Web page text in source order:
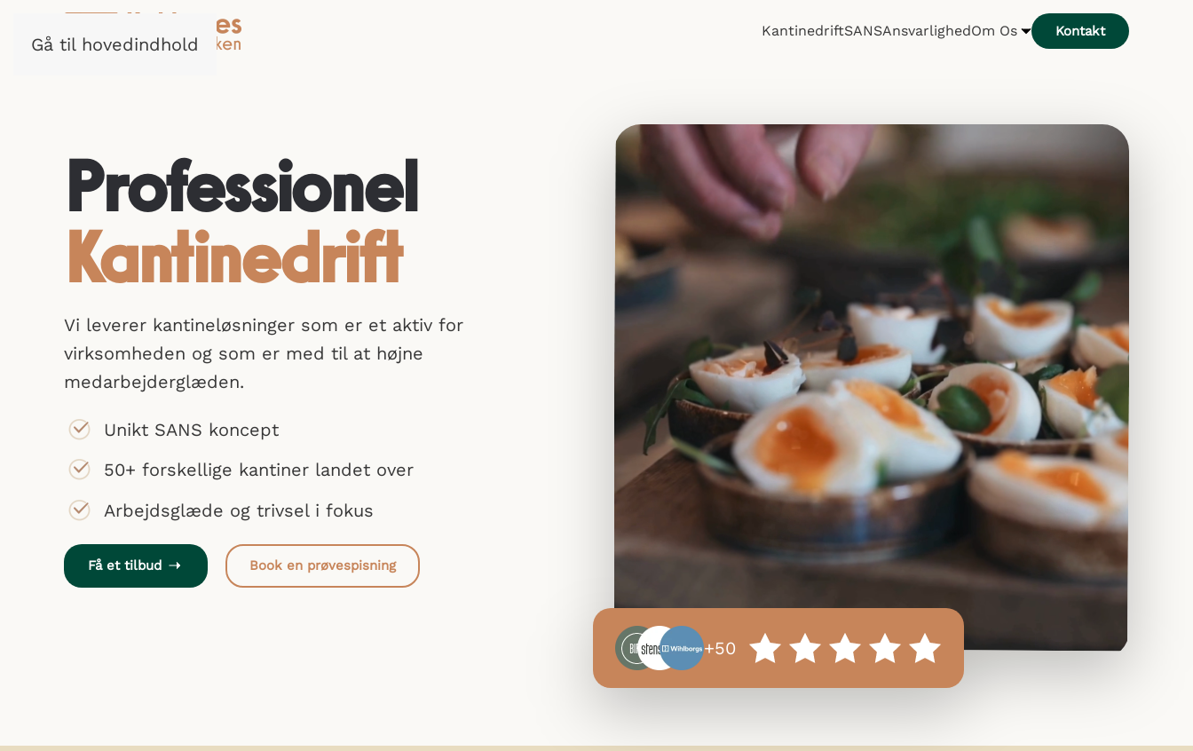
Gå til hovedindhold
KantinedriftSANSAnsvarlighedOm Os Kontakt
Professionel
Kantinedrift
Vi leverer kantineløsninger som er et aktiv for
virksomheden og som er med til at højne
medarbejderglæden.
Unikt SANS koncept
50+ forskellige kantiner landet over
Arbejdsglæde og trivsel i fokus
Få et tilbud Book en prøvespisning
+50